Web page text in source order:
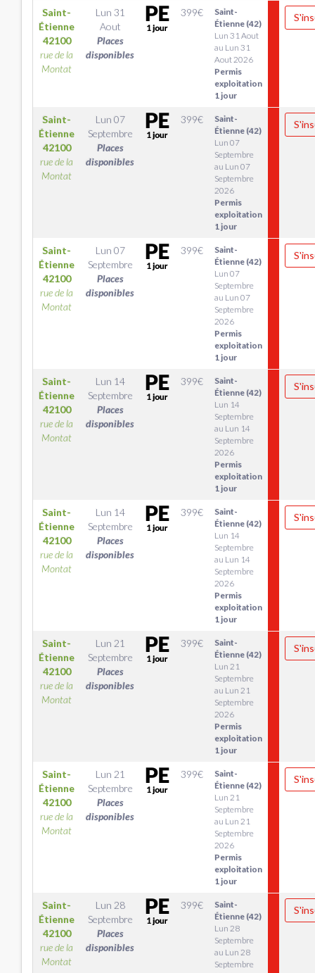
Saint-
Étienne
42100
rue de la
Montat
Lun 31
Aout
Places
disponibles
399€
Saint-
Étienne (42)
Lun 31 Aout
au Lun 31
Aout 2026
Permis
exploitation
1 jour
Saint-
Étienne
42100
rue de la
Montat
Lun 07
Septembre
Places
disponibles
399€
Saint-
Étienne (42)
Lun 07
Septembre
au Lun 07
Septembre
2026
Permis
exploitation
1 jour
Saint-
Étienne
42100
rue de la
Montat
Lun 07
Septembre
Places
disponibles
399€
Saint-
Étienne (42)
Lun 07
Septembre
au Lun 07
Septembre
2026
Permis
exploitation
1 jour
Saint-
Étienne
42100
rue de la
Montat
Lun 14
Septembre
Places
disponibles
399€
Saint-
Étienne (42)
Lun 14
Septembre
au Lun 14
Septembre
2026
Permis
exploitation
1 jour
Saint-
Étienne
42100
rue de la
Montat
Lun 14
Septembre
Places
disponibles
399€
Saint-
Étienne (42)
Lun 14
Septembre
au Lun 14
Septembre
2026
Permis
exploitation
1 jour
Saint-
Étienne
42100
rue de la
Montat
Lun 21
Septembre
Places
disponibles
399€
Saint-
Étienne (42)
Lun 21
Septembre
au Lun 21
Septembre
2026
Permis
exploitation
1 jour
Saint-
Étienne
42100
rue de la
Montat
Lun 21
Septembre
Places
disponibles
399€
Saint-
Étienne (42)
Lun 21
Septembre
au Lun 21
Septembre
2026
Permis
exploitation
1 jour
Saint-
Étienne
42100
rue de la
Montat
Lun 28
Septembre
Places
disponibles
399€
Saint-
Étienne (42)
Lun 28
Septembre
au Lun 28
Septembre